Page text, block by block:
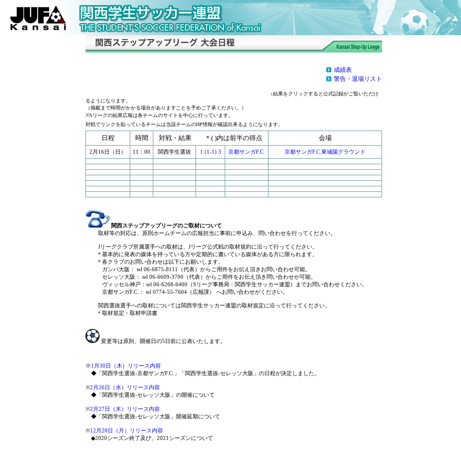
成績表
警告・退場リスト
↓結果をクリックすると公式記録がご覧いただけ
るようになります。
（掲載まで時間がかかる場合がありますことを予めご了承ください。）
※Sリーグの結果広報は各チームのサイトを中心に行っています。
対戦でリンクを貼っているチームは当該チームのHP情報が確認出来るようになります。
日程 時間 対戦・結果 ＊( )内は前半の得点 会場
2月16日（日） 11：00 関西学生選抜 1 (1-1) 3 京都サンガF.C. 京都サンガF.C.東城陽グラウンド
関西ステップアップリーグのご取材について
取材等の対応は、原則ホームチームの広報担当に事前に申込み、問い合わせを行ってください。
Jリーグクラブ所属選手への取材は、Jリーグ公式戦の取材規約に沿って行ってください。
＊基本的に発表の媒体を持っている方や定期的に書いている媒体がある方に限られます。
＊各クラブのお問い合わせは以下にお願いします。
ガンバ大阪： tel 06-6875-8111（代表）からご用件をお伝え頂きお問い合わせ可能。
セレッソ大阪： tel 06-6609-3700（代表）からご用件をお伝え頂き問い合わせが可能。
ヴィッセル神戸：tel 06-6268-6400（Sリーグ事務局：関西学生サッカー連盟）までお問い合わせください。
京都サンガF.C.： tel 0774-55-7604（広報課） へお問い合わせがください。
関西選抜選手への取材については関西学生サッカー連盟の取材規定に沿って行ってください。
＊取材規定・取材申請書
変更等は原則、開催日の5日前に公表いたします。
※1月30日（木）リリース内容
◆「関西学生選抜-京都サンガF.C.」「関西学生選抜-セレッソ大阪」の日程が決定しました。
※2月26日（水）リリース内容
◆「関西学生選抜-セレッソ大阪」の開催について
※2月27日（木）リリース内容
◆「関西学生選抜-セレッソ大阪」開催延期について
※12月28日（月）リリース内容
◆2020シーズン終了及び、2021シーズンについて